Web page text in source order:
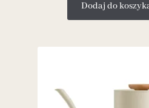
Dodaj do